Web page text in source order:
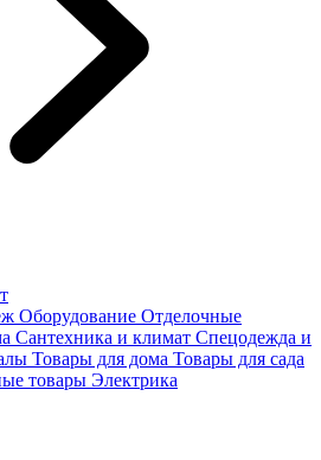
Оборудование Отделочные
Сантехника и климат Спецодежда и
Товары для дома Товары для сада
товары Электрика